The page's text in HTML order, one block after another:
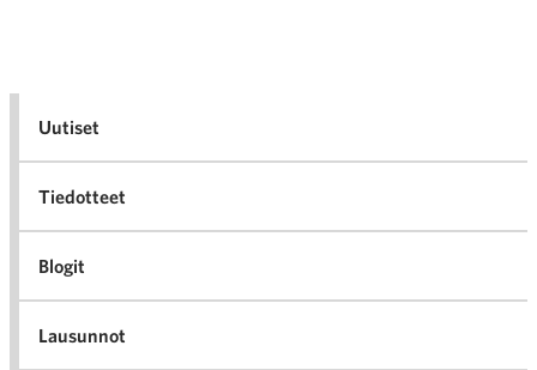
Uutiset
Tiedotteet
Blogit
Lausunnot